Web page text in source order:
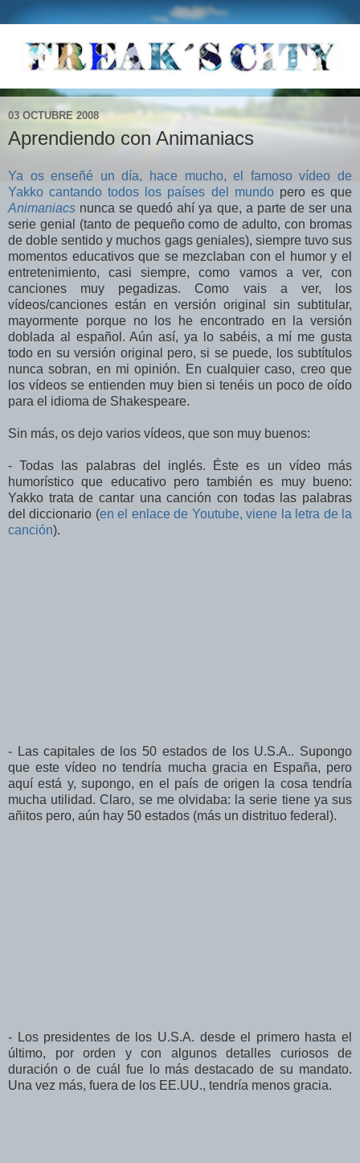
03 OCTUBRE 2008
Aprendiendo con Animaniacs
Ya os enseñé un día, hace mucho, el famoso vídeo de
Yakko cantando todos los países del mundo pero es que
Animaniacs nunca se quedó ahí ya que, a parte de ser una
serie genial (tanto de pequeño como de adulto, con bromas
de doble sentido y muchos gags geniales), siempre tuvo sus
momentos educativos que se mezclaban con el humor y el
entretenimiento, casi siempre, como vamos a ver, con
canciones muy pegadizas. Como vais a ver, los
vídeos/canciones están en versión original sin subtitular,
mayormente porque no los he encontrado en la versión
doblada al español. Aún así, ya lo sabéis, a mí me gusta
todo en su versión original pero, si se puede, los subtítulos
nunca sobran, en mi opinión. En cualquier caso, creo que
los vídeos se entienden muy bien si tenéis un poco de oído
para el idioma de Shakespeare.
Sin más, os dejo varios vídeos, que son muy buenos:
- Todas las palabras del inglés. Éste es un vídeo más
humorístico que educativo pero también es muy bueno:
Yakko trata de cantar una canción con todas las palabras
del diccionario (en el enlace de Youtube, viene la letra de la
canción).
- Las capitales de los 50 estados de los U.S.A.. Supongo
que este vídeo no tendría mucha gracia en España, pero
aquí está y, supongo, en el país de origen la cosa tendría
mucha utilidad. Claro, se me olvidaba: la serie tiene ya sus
añitos pero, aún hay 50 estados (más un distrituo federal).
- Los presidentes de los U.S.A. desde el primero hasta el
último, por orden y con algunos detalles curiosos de
duración o de cuál fue lo más destacado de su mandato.
Una vez más, fuera de los EE.UU., tendría menos gracia.